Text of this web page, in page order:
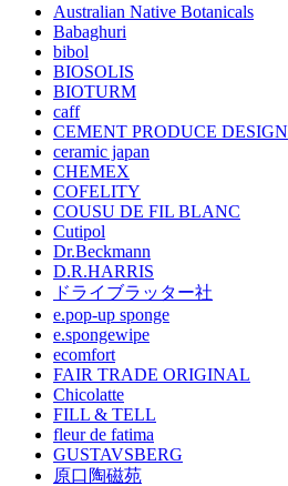
Australian Native Botanicals
Babaghuri
bibol
BIOSOLIS
BIOTURM
caff
CEMENT PRODUCE DESIGN
ceramic japan
CHEMEX
COFELITY
COUSU DE FIL BLANC
Cutipol
Dr.Beckmann
D.R.HARRIS
ドライブラッター社
e.pop-up sponge
e.spongewipe
ecomfort
FAIR TRADE ORIGINAL
Chicolatte
FILL & TELL
fleur de fatima
GUSTAVSBERG
原口陶磁苑